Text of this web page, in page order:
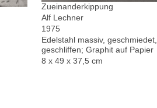
Zueinanderkippung
Alf Lechner
1975
Edelstahl massiv,
geschliffen; Graphit auf Papier
8 x 49 x 37,5 cm